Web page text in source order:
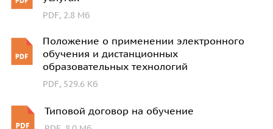
PDF, 2.8 Мб
Положение о применении электронного
обучения и дистанционных
образовательных технологий
PDF, 529.6 Кб
Типовой договор на обучение